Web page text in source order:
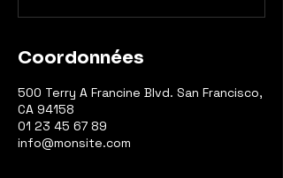
Coordonnées
500 Terry A Francine Blvd. San Francisco,
CA 94158
01 23 45 67 89
info@monsite.com